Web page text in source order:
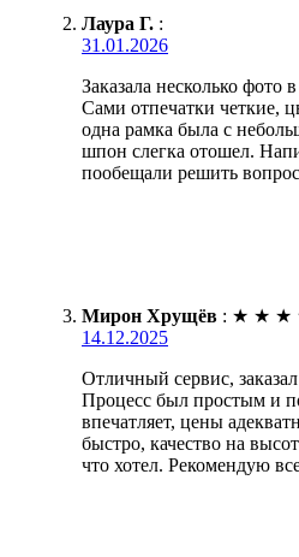
Лаура Г. :
31.01.2026
Заказала несколько фото
Сами отпечатки четкие,
одна рамка была с
шпон слегка отошел.
пообещали решить
Мирон Хрущёв : ★ ★ ★
14.12.2025
Отличный сервис, заказал
Процесс был простым и
впечатляет, цены
быстро, качество на
что хотел. Рекомендую